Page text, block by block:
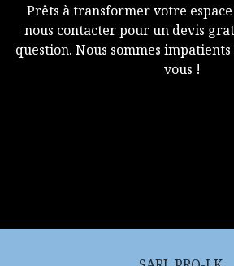
Prêts à transformer votre espace
nous contacter pour un devis
question. Nous sommes
vous !